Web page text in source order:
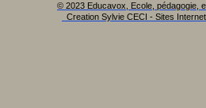
© 2023 Educavox, Ecole, pédagogie,
Creation Sylvie CECI - Sites